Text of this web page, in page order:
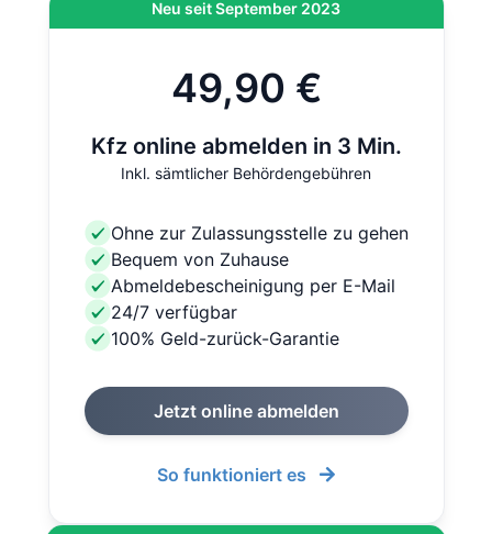
Neu seit September 2023
49,90 €
Kfz online abmelden in 3 Min.
Inkl. sämtlicher Behördengebühren
Ohne zur Zulassungsstelle zu gehen
Bequem von Zuhause
Abmeldebescheinigung per E-Mail
24/7 verfügbar
100% Geld-zurück-Garantie
Jetzt online abmelden
So funktioniert es